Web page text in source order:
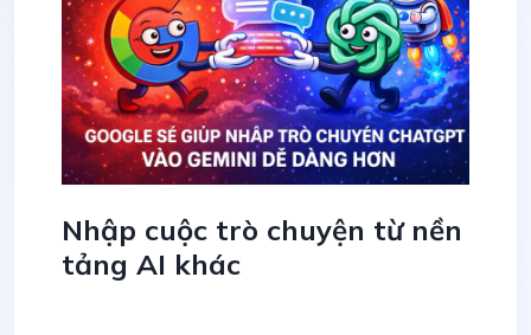
Nhập cuộc trò chuyện từ nền
tảng AI khác